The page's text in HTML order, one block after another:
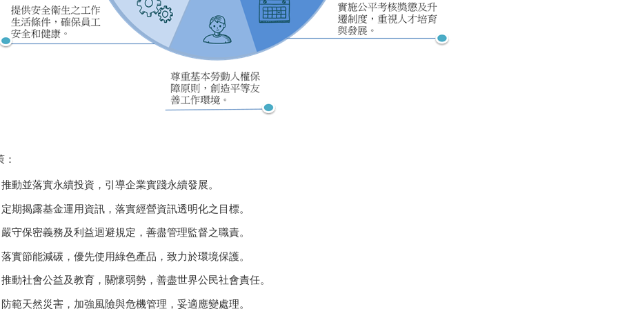
推動並落實永續投資，引導企業實踐永續發展。
定期揭露基金運用資訊，落實經營資訊透明化之目標。
嚴守保密義務及利益迴避規定，善盡管理監督之職責。
落實節能減碳，優先使用綠色產品，致力於環境保護。
推動社會公益及教育，關懷弱勢，善盡世界公民社會責任。
防範天然災害，加強風險與危機管理，妥適應變處理。